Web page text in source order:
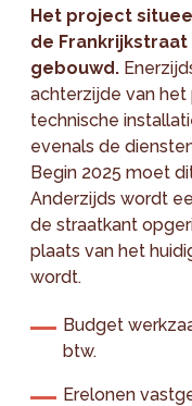
Het project
de
gebouwd.
achterzijde van
technische
evenals de
Begin 2025 moet
Anderzijds wordt
de straatkant
plaats van het
wordt.
Budget
btw.
Erelonen